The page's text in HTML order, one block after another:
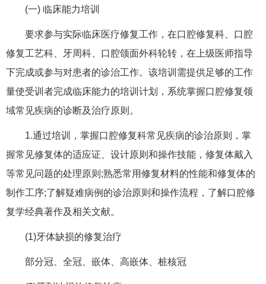
(一) 临床能力培训
要求参与实际临床医疗修复工作，在口腔修复科、口腔
修复工艺科、牙周科、口腔颌面外科轮转，在上级医师指导
下完成或参与对患者的诊治工作。该培训需提供足够的工作
量使受训者完成临床能力的培训计划，系统掌握口腔修复领
域常见疾病的诊断及治疗原则。
1.通过培训，掌握口腔修复科常见疾病的诊治原则，掌
握常见修复体的适应证、设计原则和操作技能，修复体戴入
等常见问题的处理原则;熟悉常用修复材料的性能和修复体的
制作工序;了解疑难病例的诊治原则和操作流程，了解口腔修
复学经典著作及相关文献。
(1)牙体缺损的修复治疗
部分冠、全冠、嵌体、高嵌体、桩核冠